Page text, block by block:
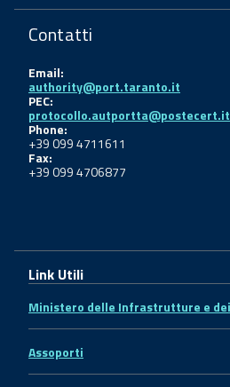
Contatti
Email:
authority@port.taranto.it
PEC:
protocollo.autportta@postecert.it
Phone:
+39 099 4711611
Fax:
+39 099 4706877
Link Utili
Ministero delle Infrastrutture e
Assoporti